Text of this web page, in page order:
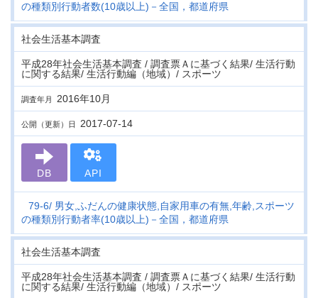
の種類別行動者数(10歳以上)－全国，都道府県
社会生活基本調査
平成28年社会生活基本調査 / 調査票Ａに基づく結果/ 生活行動
に関する結果/ 生活行動編（地域）/ スポーツ
調査年月 2016年10月
公開（更新）日 2017-07-14
DB API
79-6
男女,ふだんの健康状態,自家用車の有無,年齢,スポーツ
の種類別行動者率(10歳以上)－全国，都道府県
社会生活基本調査
平成28年社会生活基本調査 / 調査票Ａに基づく結果/ 生活行動
に関する結果/ 生活行動編（地域）/ スポーツ